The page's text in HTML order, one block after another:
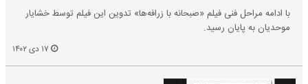
با ادامه مراحل فنی فیلم «صبحانه با زرافه‌ها» تدوین این فیلم توسط خشایار
موحدیان به پایان رسید.